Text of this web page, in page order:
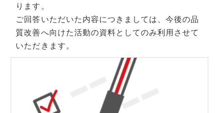
ります。
ご回答いただいた内容につきましては、今後の品
質改善へ向けた活動の資料としてのみ利用させて
いただきます。